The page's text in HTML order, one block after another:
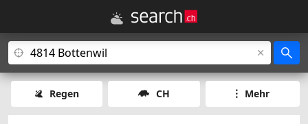
Regen CH Mehr